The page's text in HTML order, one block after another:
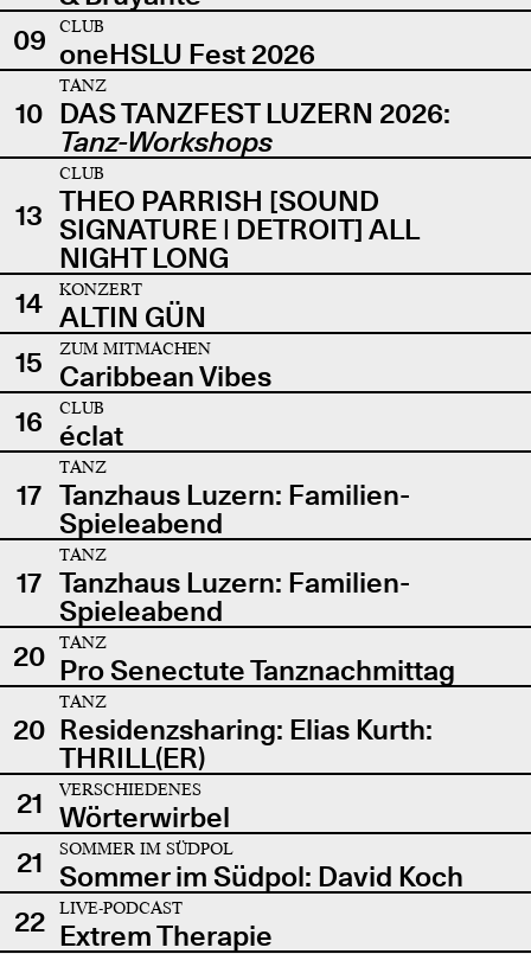
09
CLUB
oneHSLU Fest 2026
10
TANZ
DAS TANZFEST LUZERN 2026:
Tanz-Workshops
13
CLUB
THEO PARRISH [SOUND
SIGNATURE | DETROIT] ALL
NIGHT LONG
14
KONZERT
ALTIN GÜN
15
ZUM MITMACHEN
Caribbean Vibes
16
CLUB
éclat
17
TANZ
Tanzhaus Luzern: Familien-
Spieleabend
17
TANZ
Tanzhaus Luzern: Familien-
Spieleabend
20
TANZ
Pro Senectute Tanznachmittag
20
TANZ
Residenzsharing: Elias Kurth:
THRILL(ER)
21
VERSCHIEDENES
Wörterwirbel
21
SOMMER IM SÜDPOL
Sommer im Südpol: David Koch
22
LIVE-PODCAST
Extrem Therapie